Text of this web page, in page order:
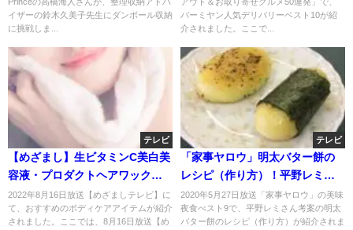
イザーの鈴木久美子先生にダンボール収納
に挑戦しま...
バーミヤン人気デリバリーベスト10が紹
介されました。ここで...
テレビ
【めざまし】生ビタミンC美白美
容液・プロダクトヘアワック
ス・エルジューダ エマルジョン
＋のお取り寄せは？
2022年8月16日放送【めざましテレビ】に
て、おすすめのボディケアアイテムが紹介
されました。ここでは、8月16日放送【め
テレビ
「家事ヤロウ」明太バター餅の
レシピ（作り方）！平野レミの
アレンジ餅！
2020年5月27日放送「家事ヤロウ」の美味
夜食べスト9で、平野レミさん考案の明太
バター餅のレシピ（作り方）が紹介されま